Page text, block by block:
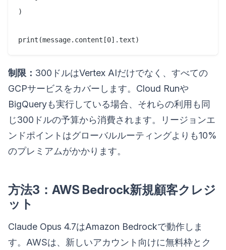
)
制限： 300ドルはVertex AIだけでなく、すべての
GCPサービスをカバーします。Cloud Runや
BigQueryも実行している場合、それらの利用も同
じ300ドルの予算から消費されます。リージョンエ
ンドポイントはグローバルルーティングよりも10%
のプレミアムがかかります。
方法3：AWS Bedrock新規顧客クレジ
ット
Claude Opus 4.7はAmazon Bedrockで動作しま
す。AWSは、新しいアカウント向けに無料枠とク